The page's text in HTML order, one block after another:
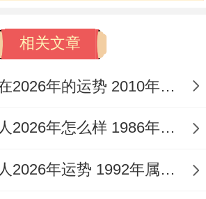
的相处中因为...的原因工作
不定会产生一些矛盾同争
呀！
一定得学会换位思考，多
相关文章
2010年属虎人在2026年的运势 2010年属虎人2026
1986年属虎的人2026年怎么样 1986年属虎的5位吉利数字
1992年属猴的人2026年运势 1992年属猴人2026年运势及运程